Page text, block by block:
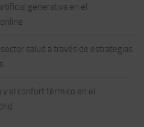
generativa en el
salud a través de estrategias
y el confort térmico en el